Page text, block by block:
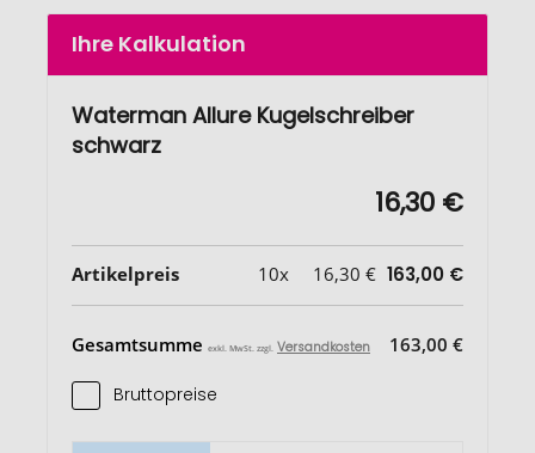
Ihre Kalkulation
Waterman Allure Kugelschreiber
schwarz
16,30 €
Artikelpreis 10x 16,30 € 163,00 €
Gesamtsumme exkl. MwSt. zzgl. Versandkosten 163,00 €
Bruttopreise